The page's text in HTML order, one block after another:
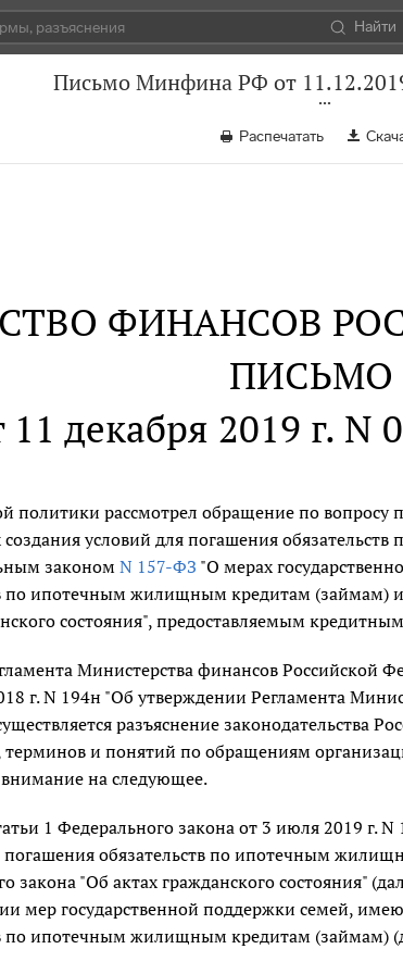
Найти
Письмо Минфина РФ от
Распечатать
ФИНАНСОВ
ПИСЬМО
11 декабря 2019 г. N
политики рассмотрел обращение по вопросу
условий для погашения
законом N 157-ФЗ "О мерах
по ипотечным жилищным кредитам (займам)
состояния", предоставляемым
Министерства финансов Российской
г. N 194н "Об утверждении Регламента
разъяснение законодательства
и понятий по обращениям
на следующее.
1 Федерального закона от 3 июля 2019 г.
обязательств по ипотечным
закона "Об актах гражданского состояния"
мер государственной поддержки семей,
по ипотечным жилищным кредитам (займам)